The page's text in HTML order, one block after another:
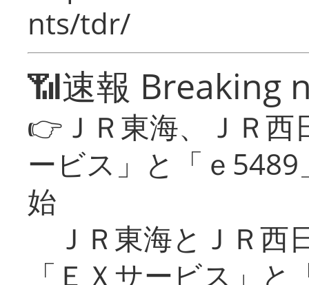
nts/tdr/
📶速報 Breaking
👉ＪＲ東海、ＪＲ
ービス」と「ｅ
始
ＪＲ東海とＪＲ西
「ＥＸサービス」